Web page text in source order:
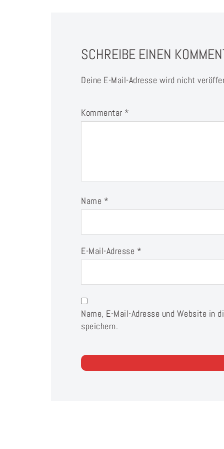
SCHREIBE EINEN
Deine E-Mail-Adresse wird nicht
Kommentar *
Name *
E-Mail-Adresse *
Name, E-Mail-Adresse und Website in
speichern.